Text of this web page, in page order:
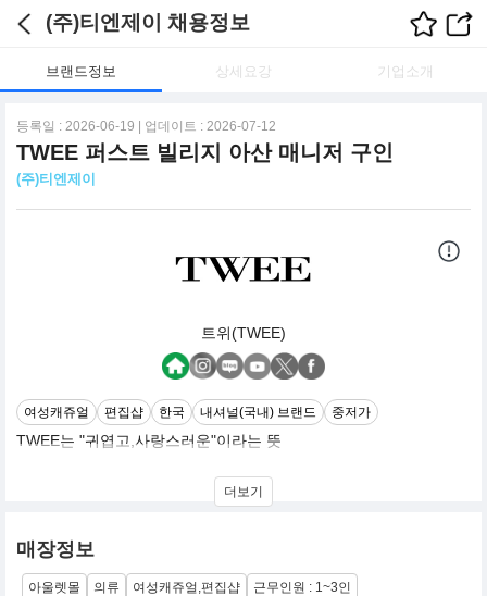
(주)티엔제이 채용정보
브랜드정보 상세요강 기업소개
등록일 : 2026-06-19 | 업데이트 : 2026-07-12
TWEE 퍼스트 빌리지 아산 매니저 구인
(주)티엔제이
트위(TWEE)
여성캐쥬얼 편집샵 한국 내셔널(국내) 브랜드 중저가
TWEE는 "귀엽고,사랑스러운"이라는 뜻
FEMININE하고 CASUAL한 HOT TREND
STYLE과 PLEASURE를 동시에 제공하는 브랜드
더보기
매장정보
아울렛몰 의류 여성캐쥬얼,편집샵
근무인원 : 1~3인